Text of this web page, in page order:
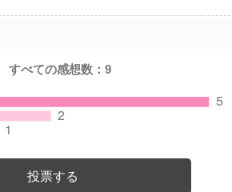
すべての感想数：9
投票する